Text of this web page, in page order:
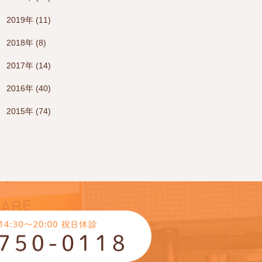
2019年 (11)
2018年 (8)
2017年 (14)
2016年 (40)
2015年 (74)